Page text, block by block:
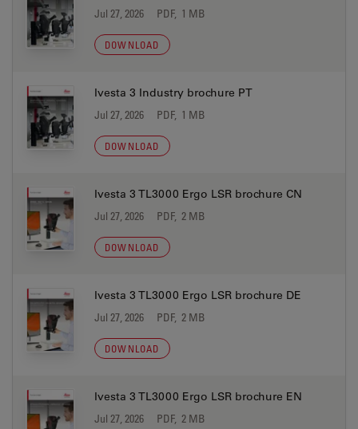
Jul 27, 2026 PDF, 1 MB
DOWNLOAD
Ivesta 3 Industry brochure PT
Jul 27, 2026 PDF, 1 MB
DOWNLOAD
Ivesta 3 TL3000 Ergo LSR brochure CN
Jul 27, 2026 PDF, 2 MB
DOWNLOAD
Ivesta 3 TL3000 Ergo LSR brochure DE
Jul 27, 2026 PDF, 2 MB
DOWNLOAD
Ivesta 3 TL3000 Ergo LSR brochure EN
Jul 27, 2026 PDF, 2 MB